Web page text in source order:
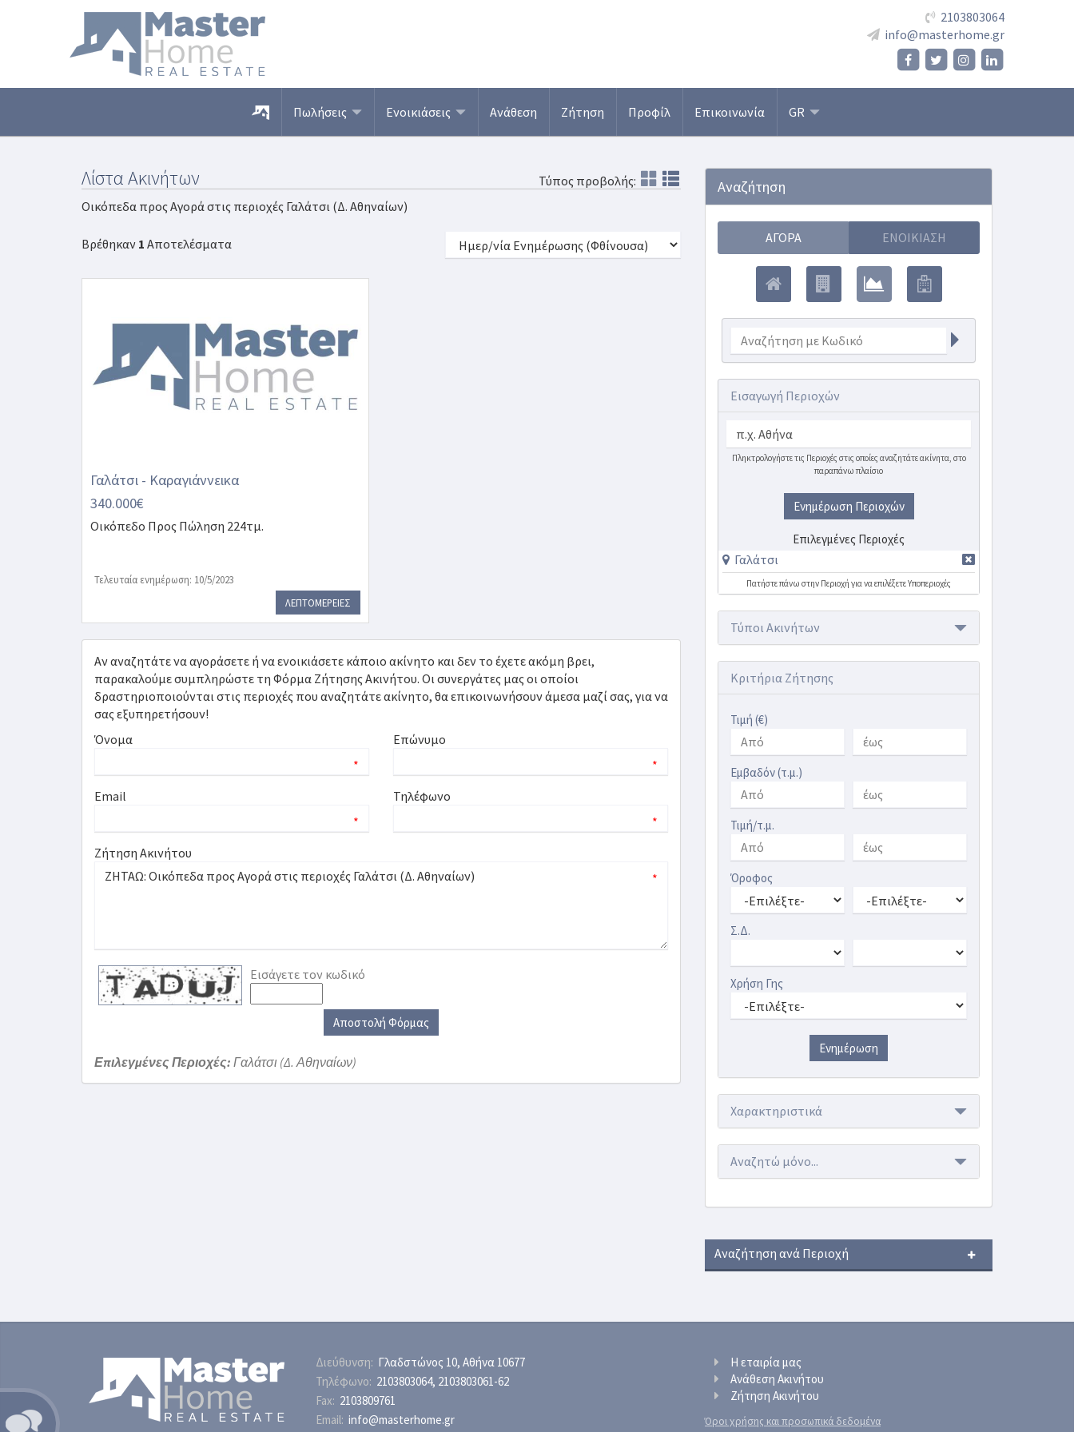
2103803064
info@masterhome.gr
Πωλήσεις Ενοικιάσεις Ανάθεση Ζήτηση Προφίλ Επικοινωνία GR
Λίστα Ακινήτων
Τύπος προβολής:
Οικόπεδα προς Αγορά στις περιοχές Γαλάτσι (Δ. Αθηναίων)
Βρέθηκαν 1 Αποτελέσματα
Γαλάτσι - Καραγιάννεικα
340.000€
Οικόπεδο Προς Πώληση 224τμ.
Τελευταία ενημέρωση: 10/5/2023
ΛΕΠΤΟΜΕΡΕΙΕΣ
Αν αναζητάτε να αγοράσετε ή να ενοικιάσετε κάποιο ακίνητο και δεν το έχετε ακόμη βρει,
παρακαλούμε συμπληρώστε τη Φόρμα Ζήτησης Ακινήτου. Οι συνεργάτες μας οι οποίοι
δραστηριοποιούνται στις περιοχές που αναζητάτε ακίνητο, θα επικοινωνήσουν άμεσα μαζί σας, για να
σας εξυπηρετήσουν!
Όνομα
*
Email
*
Επώνυμο
*
Τηλέφωνο
*
Ζήτηση Ακινήτου
*
Εισάγετε τον κωδικό
Αποστολή Φόρμας
Επιλεγμένες Περιοχές: Γαλάτσι (Δ. Αθηναίων)
Αναζήτηση
ΑΓΟΡΆ ΕΝΟΙΚΊΑΣΗ
Εισαγωγή Περιοχών
Πληκτρολογήστε τις Περιοχές στις οποίες αναζητάτε ακίνητα, στο
παραπάνω πλαίσιο
Ενημέρωση Περιοχών
Επιλεγμένες Περιοχές
Γαλάτσι
Πατήστε πάνω στην Περιοχή για να επιλέξετε Υποπεριοχές
Τύποι Ακινήτων
Κριτήρια Ζήτησης
Τιμή (€)
Εμβαδόν (τ.μ.)
Τιμή/τ.μ.
Όροφος
Σ.Δ.
Χρήση Γης
Ενημέρωση
Χαρακτηριστικά
Αναζητώ μόνο...
Αναζήτηση ανά Περιοχή
Διεύθυνση: Γλαδστώνος 10, Αθήνα 10677
Τηλέφωνο: 2103803064, 2103803061-62
Fax: 2103809761
Email: info@masterhome.gr
Η εταιρία μας
Ανάθεση Ακινήτου
Ζήτηση Ακινήτου
Όροι χρήσης και προσωπικά δεδομένα